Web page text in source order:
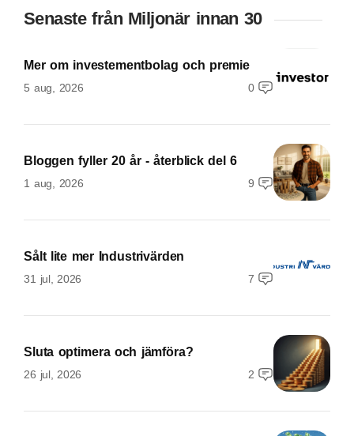
Senaste från Miljonär innan 30
Mer om investementbolag och premie
5 aug, 2026 0
Bloggen fyller 20 år - återblick del 6
1 aug, 2026 9
Sålt lite mer Industrivärden
31 jul, 2026 7
Sluta optimera och jämföra?
26 jul, 2026 2